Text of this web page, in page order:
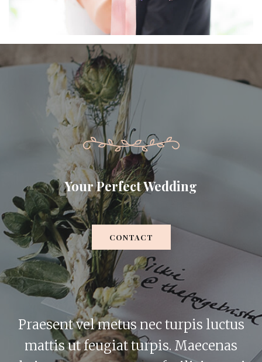
Your Perfect Wedding
CONTACT
Praesent vel metus nec turpis luctus
mattis ut feugiat turpis. Maecenas